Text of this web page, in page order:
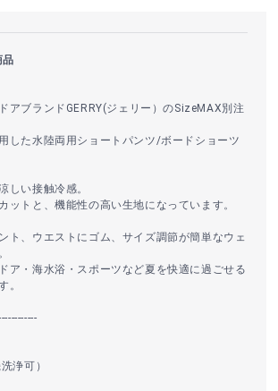
品
アブランドGERRY(ジェリー）のSizeMAX別注
した水陸両用ショートパンツ/ボードショーツ
しい接触冷感。
ットと、機能性の高い生地になっています。
ト、ウエストにゴム、サイズ調節が簡単なウェ
ア・海水浴・スポーツなど夏を快適に過ごせる
。
浄可）